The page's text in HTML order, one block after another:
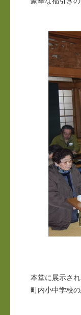
本堂に展示され
町内小中学校